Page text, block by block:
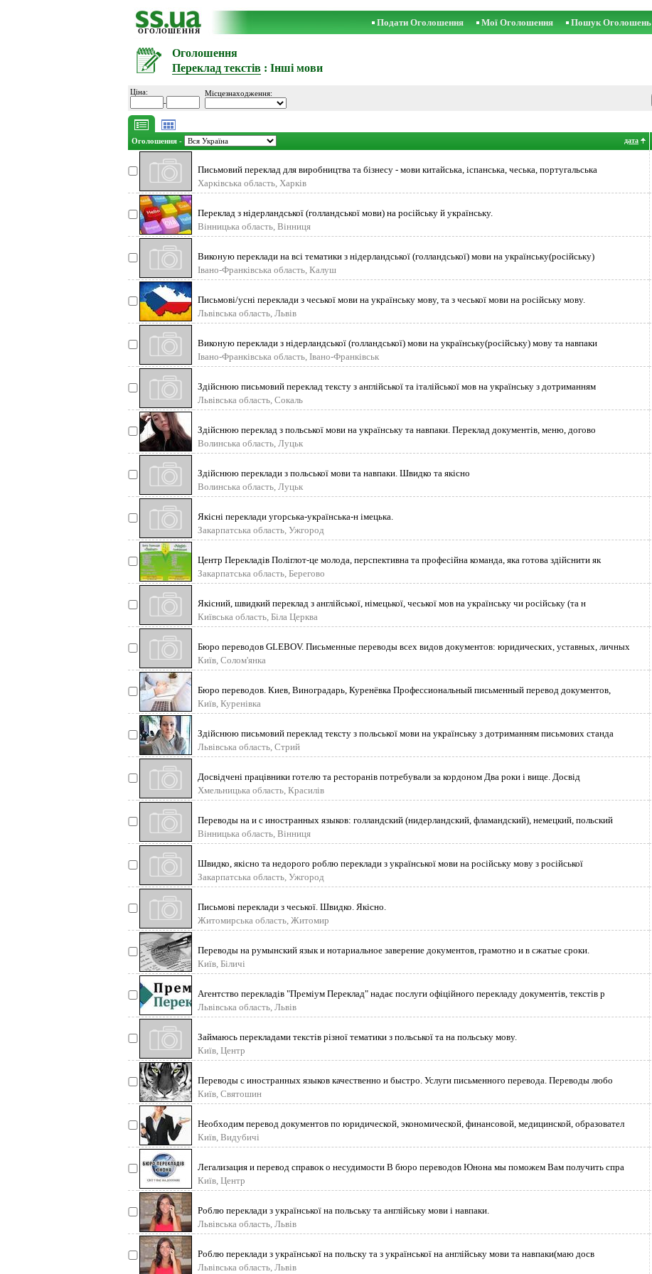
ОГОЛОШЕННЯ
Подати Оголошення Мої Оголошення Пошук Оголошень
Оголошення
Переклад текстів : Інші мови
Ціна:
-
Місцезнаходження:
Оголошення - дата
Письмовий переклад для виробництва та бізнесу - мови китайська, іспанська, чеська, португальська
Харківська область, Харків
Переклад з нідерландської (голландської мови) на російську й українську.
Вінницька область, Вінниця
Виконую переклади на всі тематики з нідерландської (голландської) мови на українську(російську)
Івано-Франківська область, Калуш
Письмові/усні переклади з чеської мови на українську мову, та з чеської мови на російську мову.
Львівська область, Львів
Виконую переклади з нідерландської (голландської) мови на українську(російську) мову та навпаки
Івано-Франківська область, Івано-Франківськ
Здійснюю письмовий переклад тексту з англійської та італійської мов на українську з дотриманням
Львівська область, Сокаль
Здійснюю переклад з польської мови на українську та навпаки. Переклад документів, меню, догово
Волинська область, Луцьк
Здійснюю переклади з польської мови та навпаки. Швидко та якісно
Волинська область, Луцьк
Якісні переклади угорська-українська-н імецька.
Закарпатська область, Ужгород
Центр Перекладів Поліглот-це молода, перспективна та професійна команда, яка готова здійснити як
Закарпатська область, Берегово
Якісний, швидкий переклад з англійської, німецької, чеської мов на українську чи російську (та н
Київська область, Біла Церква
Бюро переводов GLEBOV. Письменные переводы всех видов документов: юридических, уставных, личных
Київ, Солом'янка
Бюро переводов. Киев, Виноградарь, Куренёвка Профессиональный письменный перевод документов,
Київ, Куренівка
Здійснюю письмовий переклад тексту з польської мови на українську з дотриманням письмових станда
Львівська область, Стрий
Досвідчені працівники готелю та ресторанів потребували за кордоном Два роки і вище. Досвід
Хмельницька область, Красилів
Переводы на и с иностранных языков: голландский (нидерландский, фламандский), немецкий, польский
Вінницька область, Вінниця
Швидко, якісно та недорого роблю переклади з української мови на російську мову з російської
Закарпатська область, Ужгород
Письмові переклади з чеської. Швидко. Якісно.
Житомирська область, Житомир
Переводы на румынский язык и нотариальное заверение документов, грамотно и в сжатые сроки.
Київ, Біличі
Агентство перекладів "Преміум Переклад" надає послуги офіційного перекладу документів, текстів р
Львівська область, Львів
Займаюсь перекладами текстів різної тематики з польської та на польську мову.
Київ, Центр
Переводы с иностранных языков качественно и быстро. Услуги письменного перевода. Переводы любо
Київ, Святошин
Необходим перевод документов по юридической, экономической, финансовой, медицинской, образовател
Київ, Видубичі
Легализация и перевод справок о несудимости В бюро переводов Юнона мы поможем Вам получить спра
Київ, Центр
Роблю переклади з української на польську та англійську мови і навпаки.
Львівська область, Львів
Роблю переклади з української на польску та з української на англійську мови та навпаки(маю досв
Львівська область, Львів